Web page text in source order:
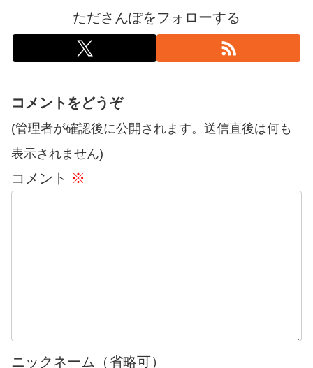
たださんぽをフォローする
コメントをどうぞ
(管理者が確認後に公開されます。送信直後は何も
表示されません)
コメント ※
ニックネーム（省略可）